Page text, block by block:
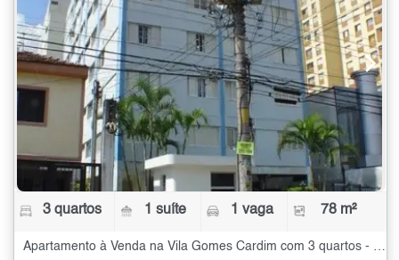
3 quartos 1 suíte 1 vaga 78 m²
Apartamento à Venda na Vila Gomes Cardim com 3 quartos - 78 m²